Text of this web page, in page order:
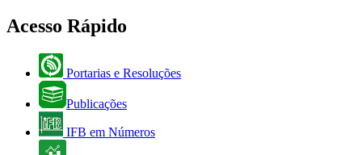
Acesso Rápido
Portarias e Resoluções
Publicações
IFB em Números